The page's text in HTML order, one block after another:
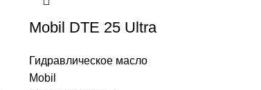
Mobil DTE 25 Ultra
Гидравлическое масло
Mobil